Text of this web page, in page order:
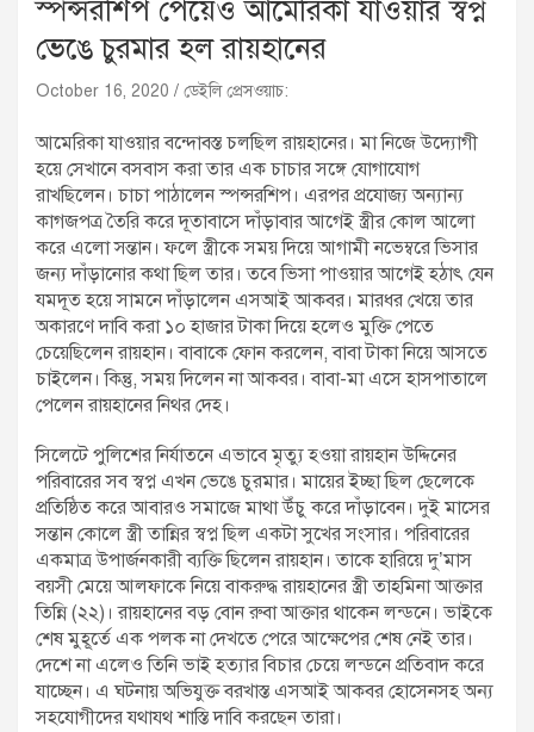
স্পন্সরশিপ পেয়েও আমেরিকা যাওয়ার স্বপ্ন
ভেঙে চুরমার হল রায়হানের
October 16, 2020 ডেইলি প্রেসওয়াচ:
আমেরিকা যাওয়ার বন্দোবস্ত চলছিল রায়হানের। মা নিজে উদ্যোগী
হয়ে সেখানে বসবাস করা তার এক চাচার সঙ্গে যোগাযোগ
রাখছিলেন। চাচা পাঠালেন স্পন্সরশিপ। এরপর প্রযোজ্য অন্যান্য
কাগজপত্র তৈরি করে দূতাবাসে দাঁড়াবার আগেই স্ত্রীর কোল আলো
করে এলো সন্তান। ফলে স্ত্রীকে সময় দিয়ে আগামী নভেম্বরে ভিসার
জন্য দাঁড়ানোর কথা ছিল তার। তবে ভিসা পাওয়ার আগেই হঠাৎ যেন
যমদূত হয়ে সামনে দাঁড়ালেন এসআই আকবর। মারধর খেয়ে তার
অকারণে দাবি করা ১০ হাজার টাকা দিয়ে হলেও মুক্তি পেতে
চেয়েছিলেন রায়হান। বাবাকে ফোন করলেন, বাবা টাকা নিয়ে আসতে
চাইলেন। কিন্তু, সময় দিলেন না আকবর। বাবা-মা এসে হাসপাতালে
পেলেন রায়হানের নিথর দেহ।
সিলেটে পুলিশের নির্যাতনে এভাবে মৃত্যু হওয়া রায়হান উদ্দিনের
পরিবারের সব স্বপ্ন এখন ভেঙে চুরমার। মায়ের ইচ্ছা ছিল ছেলেকে
প্রতিষ্ঠিত করে আবারও সমাজে মাথা উঁচু করে দাঁড়াবেন। দুই মাসের
সন্তান কোলে স্ত্রী তান্নির স্বপ্ন ছিল একটা সুখের সংসার। পরিবারের
একমাত্র উপার্জনকারী ব্যক্তি ছিলেন রায়হান। তাকে হারিয়ে দু’মাস
বয়সী মেয়ে আলফাকে নিয়ে বাকরুদ্ধ রায়হানের স্ত্রী তাহমিনা আক্তার
তিন্নি (২২)। রায়হানের বড় বোন রুবা আক্তার থাকেন লন্ডনে। ভাইকে
শেষ মুহূর্তে এক পলক না দেখতে পেরে আক্ষেপের শেষ নেই তার।
দেশে না এলেও তিনি ভাই হত্যার বিচার চেয়ে লন্ডনে প্রতিবাদ করে
যাচ্ছেন। এ ঘটনায় অভিযুক্ত বরখাস্ত এসআই আকবর হোসেনসহ অন্য
সহযোগীদের যথাযথ শাস্তি দাবি করছেন তারা।